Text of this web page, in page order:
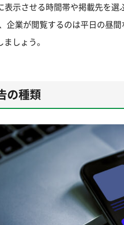
表示させる時間帯や掲載先を
企業が閲覧するのは平日の昼
しょう。
の種類